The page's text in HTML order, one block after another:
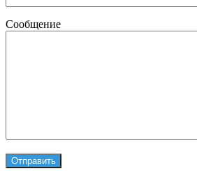
Сообщение